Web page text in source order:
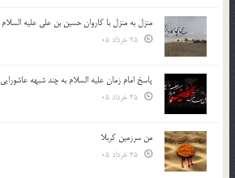
منزل به منزل با کاروان حسین بن علی علیه السلام
پاسخ امام زمان علیه السلام به چند شبهه عاشورایی
من سرزمین کربلا